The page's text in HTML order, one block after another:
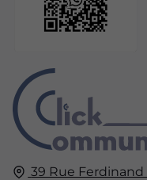
39 Rue Ferdinand